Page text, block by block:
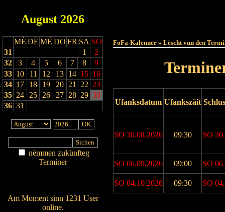
August 2026
MÉ DË MË DO FR SA SO
31
1
2
32
3 4 5 6 7 8
9
33 10 11 12 13 14 15 16
34 17 18 19 20 21 22 23
35 24 25 26 27 28 29 30
36 31
nëmmen zukünfteg
Terminer
Am Moment sinn 1231 User
online.
FoFa-Kalenner » Lëscht vun den
Ufanksdatum Ufankszäit
SO 30.08.2026 09:30 SO
SO 06.09.2026 09:00 SO
SO 04.10.2026 09:30 SO